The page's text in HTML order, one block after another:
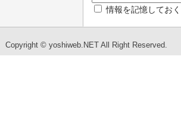
情報を記憶しておく
Copyright © yoshiweb.NET All Right Reserved.